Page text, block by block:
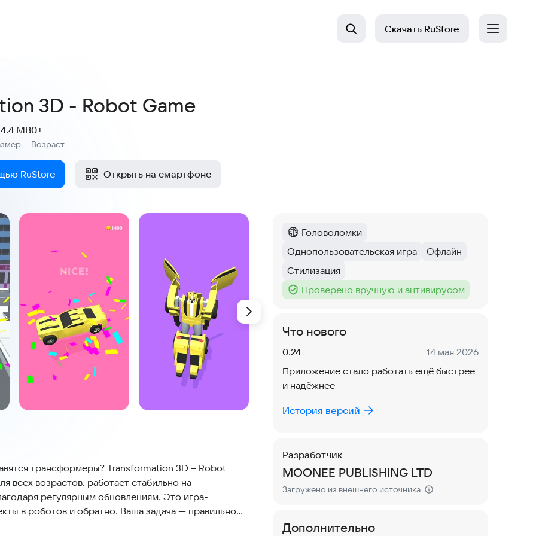
Скачать RuStore
3D - Robot Game
MB
Возраст
0+
RuStore Открыть на смартфоне
трансформеры? Transformation 3D – Robot
всех возрастов, работает стабильно на
регулярным обновлениям. Это игра-
в роботов и обратно. Ваша задача — правильно
сборку.
Категория:
Головоломки
Тег:
Однопользовательская игра
Тег:
Офлайн
Тег:
Стилизация
Тег :
Проверено вручную и антивирусом
Что нового
Версия:
0.24 Дата:
14 мая 2026
Приложение стало работать ещё быстрее
и надёжнее
История версий
Разработчик
MOONEE PUBLISHING LTD
Загружено из внешнего источника
Дополнительно